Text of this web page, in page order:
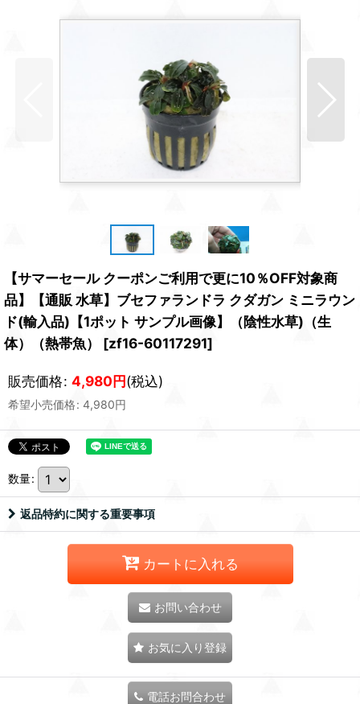
【サマーセール クーポンご利用で更に10％OFF対象商
品】【通販 水草】ブセファランドラ クダガン ミニラウン
ド(輸入品)【1ポット サンプル画像】（陰性水草)（生
体）（熱帯魚）
[zf16-60117291]
販売価格: 4,980円(税込)
希望小売価格: 4,980円
数量:
返品特約に関する重要事項
カートに入れる
お問い合わせ
お気に入り登録
電話お問合わせ